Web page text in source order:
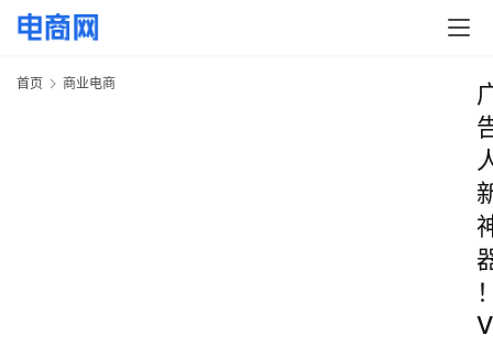
首页 商业电商
V